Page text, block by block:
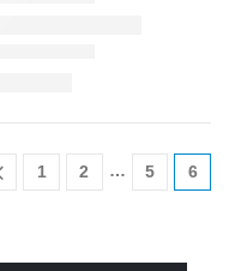
1 2 … 5 6